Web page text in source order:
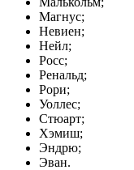
Магнус;
Невиен;
Нейл;
Росс;
Ренальд;
Рори;
Уоллес;
Стюарт;
Хэмиш;
Эндрю;
Эван.